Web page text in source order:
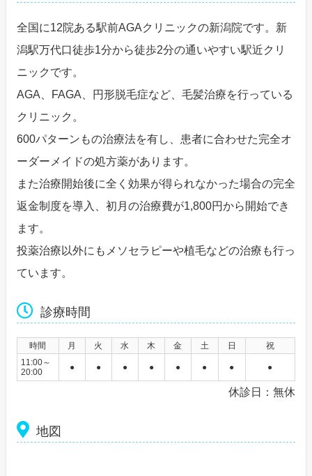
全国に12院ある駅前AGAクリニックの新潟院です。新
潟駅万代口徒歩1分から徒歩2分の通いやすい駅近クリ
ニックです。
AGA、FAGA、円形脱毛症など、毛髪治療を行っている
クリニック。
600パターンもの治療法を有し、患者に合わせた完全オ
ーダーメイドの処方薬があります。
また治療開始後に全く効果が得られなかった場合の完全
返金制度を導入、初月の治療費が1,800円から開始でき
ます。
投薬治療以外にもメソセラピーや植毛などの治療も行っ
ています。
診療時間
時間 月 火 水 木 金 土 日
祝
11:00～
20:00
● ● ● ● ● ● ● ●
休診日：無休
地図